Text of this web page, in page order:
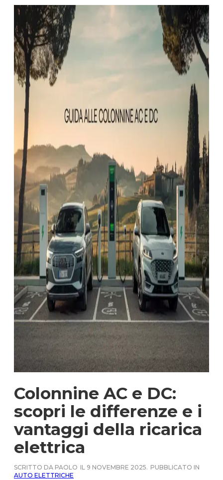
Colonnine AC e DC:
scopri le differenze e i
vantaggi della ricarica
elettrica
SCRITTO DA PAOLO IL 9 NOVEMBRE 2025. PUBBLICATO IN
AUTO ELETTRICHE